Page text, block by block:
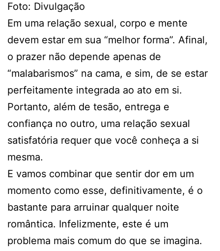
Foto: Divulgação
Em uma relação sexual, corpo e mente
devem estar em sua “melhor forma”. Afinal,
o prazer não depende apenas de
“malabarismos” na cama, e sim, de se estar
perfeitamente integrada ao ato em si.
Portanto, além de tesão, entrega e
confiança no outro, uma relação sexual
satisfatória requer que você conheça a si
mesma.
E vamos combinar que sentir dor em um
momento como esse, definitivamente, é o
bastante para arruinar qualquer noite
romântica. Infelizmente, este é um
problema mais comum do que se imagina.